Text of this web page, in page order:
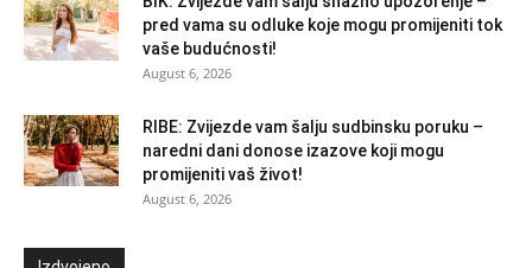
pred vama su odluke koje mogu promijeniti tok
vaše budućnosti!
August 6, 2026
RIBE: Zvijezde vam šalju sudbinsku poruku –
naredni dani donose izazove koji mogu
promijeniti vaš život!
August 6, 2026